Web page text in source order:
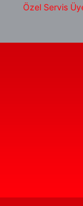
Özel Servis